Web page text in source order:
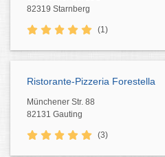
82319 Starnberg
(1)
Ristorante-Pizzeria Forestella
Münchener Str. 88
82131 Gauting
(3)